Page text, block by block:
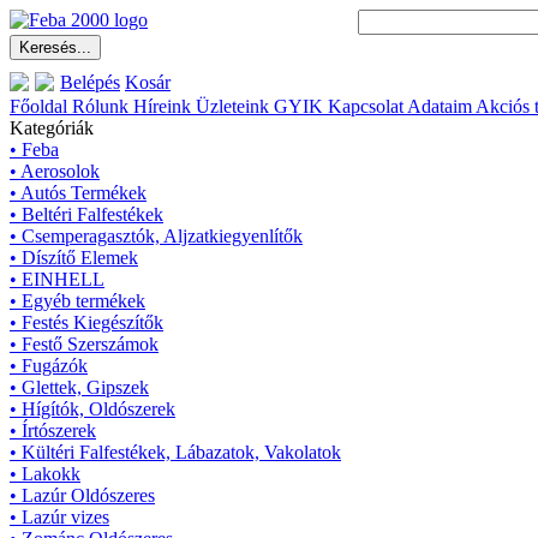
Belépés Kosár
Főoldal Rólunk Híreink Üzleteink GYIK Kapcsolat Adataim Akciós
Kategóriák
• Feba
• Aerosolok
• Autós Termékek
• Beltéri Falfestékek
• Csemperagasztók, Aljzatkiegyenlítők
• Díszítő Elemek
• EINHELL
• Egyéb termékek
• Festés Kiegészítők
• Festő Szerszámok
• Fugázók
• Glettek, Gipszek
• Hígítók, Oldószerek
• Írtószerek
• Kültéri Falfestékek, Lábazatok, Vakolatok
• Lakokk
• Lazúr Oldószeres
• Lazúr vizes